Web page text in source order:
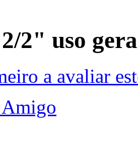
2" uso
a avaliar